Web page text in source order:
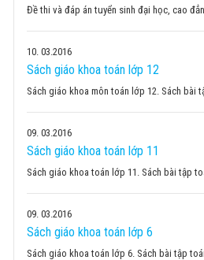
Đề thi và đáp án tuyển sinh đại học, cao
10 03.2016
Sách giáo khoa toán lớp 12
Sách giáo khoa môn toán lớp 12. Sách bài
09 03.2016
Sách giáo khoa toán lớp 11
Sách giáo khoa toán lớp 11. Sách bài tập
09 03.2016
Sách giáo khoa toán lớp 6
Sách giáo khoa toán lớp 6. Sách bài tập